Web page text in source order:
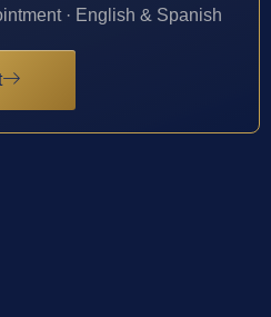
· English & Spanish